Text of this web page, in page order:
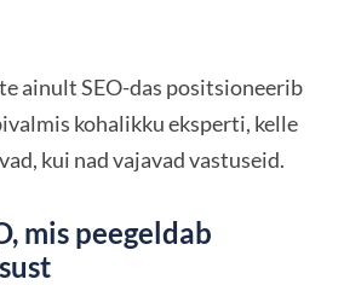
ainult SEO-das positsioneerib
kohalikku eksperti, kelle
kui nad vajavad vastuseid.
mis peegeldab